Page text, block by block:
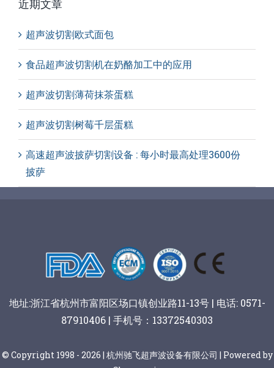
近期文章
超声波切割欧式面包
食品超声波切割机在奶酪加工中的应用
超声波切割薄荷抹茶蛋糕
超声波切割树莓千层蛋糕
高速超声波披萨切割设备 : 每小时最高处理3600份
披萨
地址:浙江省杭州市富阳区场口镇创业路11-13号 | 电话: 0571-
87910406 | 手机号：13372540303
© Copyright 1998 - 2026 | 杭州驰飞超声波设备有限公司 | Powered by